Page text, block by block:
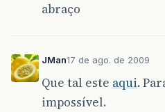
abraço
JMan17 de ago. de 2009
Que tal este aqui.
impossível.